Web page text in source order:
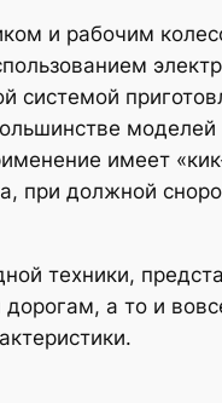
и рабочим
системой
имеет
при должной
техники,
а то и